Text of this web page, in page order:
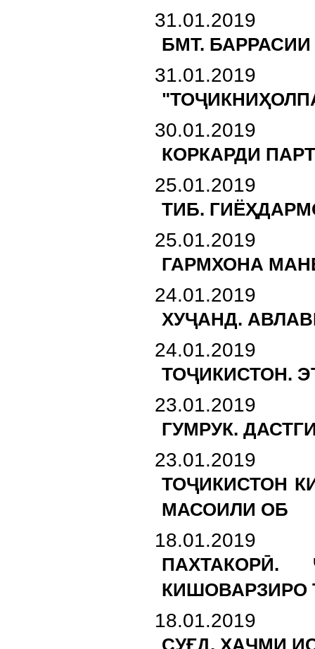
31.01.2019
БМТ.
31.01.2019
30.01.2019
КОРКАРДИ
25.01.2019
ТИБ.
25.01.2019
ГАРМХОНА
24.01.2019
ХУҶАНД.
24.01.2019
ТОҶИКИСТОН.
23.01.2019
ГУМРУК.
23.01.2019
ТОҶИКИСТОН
МАСОИЛИ ОБ
18.01.2019
КИШОВАРЗИРО
18.01.2019
СУҒД. ҲАҶМИ